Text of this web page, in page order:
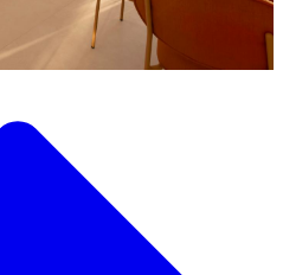
Auswahl an Designermöbeln